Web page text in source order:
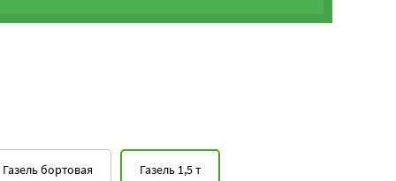
Газель 1,5 т
Газель бортовая